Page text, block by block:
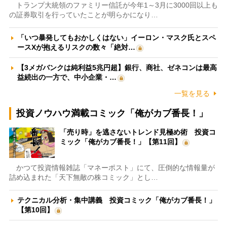
トランプ大統領のファミリー信託が今年1～3月に3000回以上も
の証券取引を行っていたことが明らかになり…
「いつ暴発してもおかしくはない」イーロン・マスク氏とスペ
ースXが抱えるリスクの数々「絶対…
【3メガバンクは純利益5兆円超】銀行、商社、ゼネコンは最高
益続出の一方で、中小企業・…
一覧を見る
投資ノウハウ満載コミック「俺がカブ番長！」
「売り時」を逃さないトレンド見極め術 投資コ
ミック「俺がカブ番長！」【第11回】
かつて投資情報雑誌「マネーポスト」にて、圧倒的な情報量が
詰め込まれた「天下無敵の株コミック」とし…
テクニカル分析・集中講義 投資コミック「俺がカブ番長！」
【第10回】